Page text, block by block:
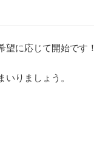
望に応じて開始です！
りましょう。